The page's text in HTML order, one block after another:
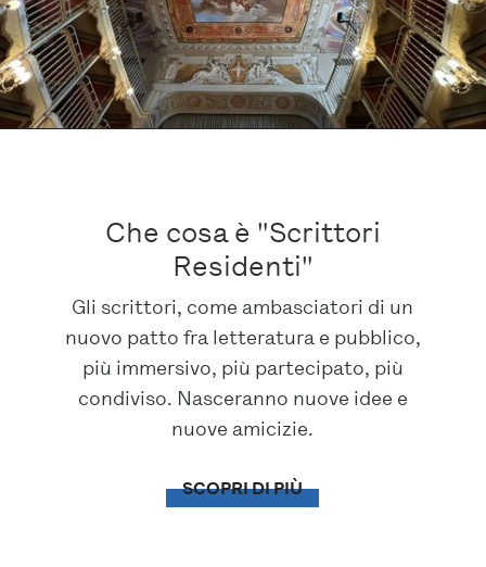
Che cosa è "Scrittori
Residenti"
Gli scrittori, come ambasciatori di un
nuovo patto fra letteratura e pubblico,
più immersivo, più partecipato, più
condiviso. Nasceranno nuove idee e
nuove amicizie.
SCOPRI DI PIÙ